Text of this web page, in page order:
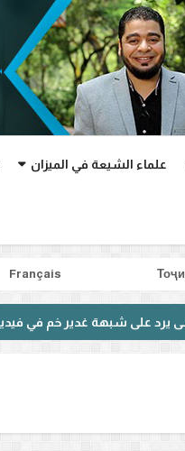
علماء الشيعة في الميزان
Français
غدير خم في فيديو